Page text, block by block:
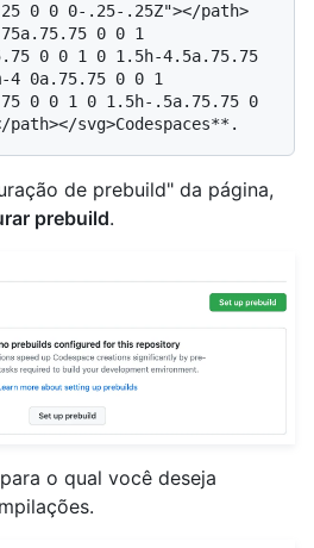
0 0 0-.25-.25Z"></path>
0 0 1
0 0 1 0 1.5h-4.5a.75.75
4 0a.75.75 0 0 1
0 0 1 0 1.5h-.5a.75.75 0
de prebuild" da página,
prebuild.
o qual você deseja